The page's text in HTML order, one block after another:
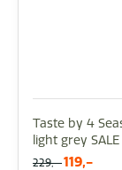
Taste by 4
light grey SALE
229,- 119,-